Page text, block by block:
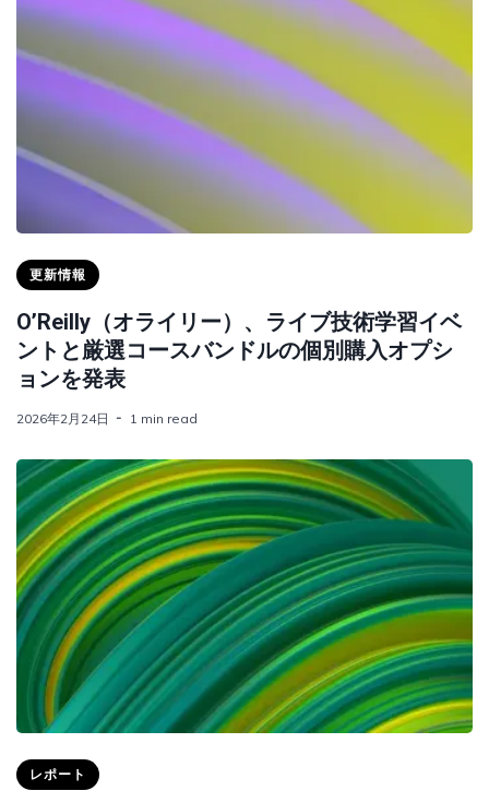
更新情報
O’Reilly（オライリー）、ライブ技術学習イベ
ントと厳選コースバンドルの個別購入オプシ
ョンを発表
2026年2月24日 1 min read
レポート